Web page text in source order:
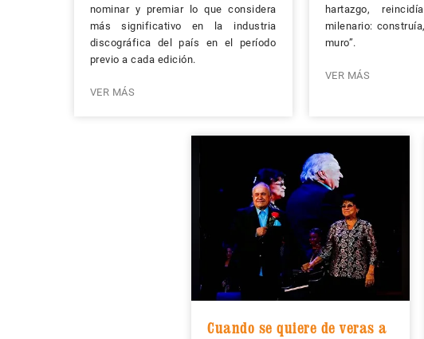
nominar y premiar lo que considera
más significativo en la industria
discográfica del país en el período
previo a cada edición.
VER MÁS
hartazgo,
milenario:
muro”.
VER MÁS
Cuando se quiere de veras a